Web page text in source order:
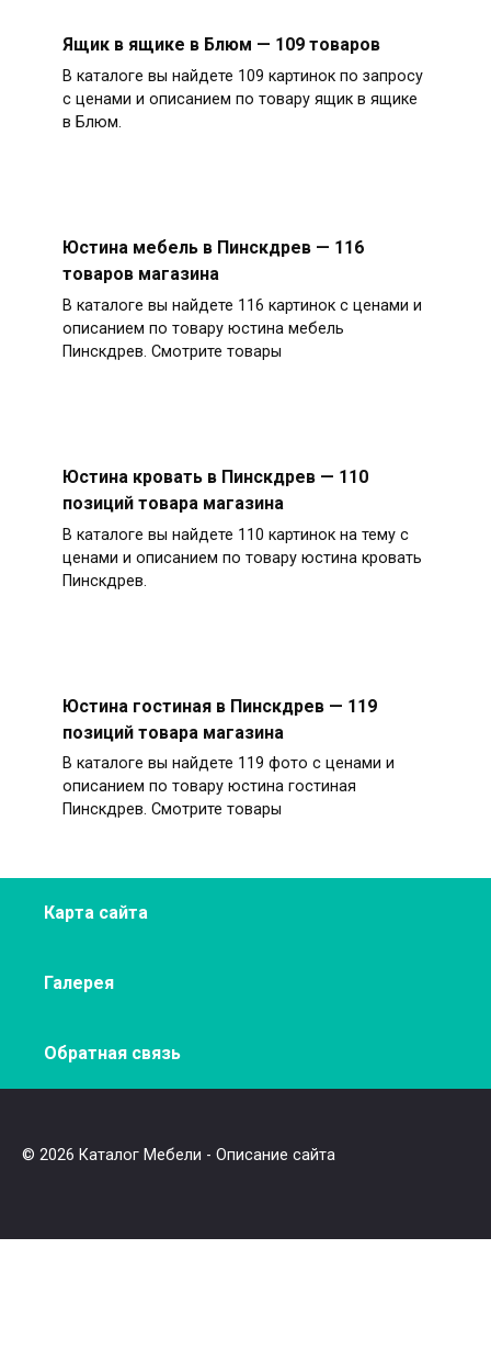
Ящик в ящике в Блюм — 109 товаров
В каталоге вы найдете 109 картинок по запросу
с ценами и описанием по товару ящик в ящике
в Блюм.
Юстина мебель в Пинскдрев — 116
товаров магазина
В каталоге вы найдете 116 картинок с ценами и
описанием по товару юстина мебель
Пинскдрев. Смотрите товары
Юстина кровать в Пинскдрев — 110
позиций товара магазина
В каталоге вы найдете 110 картинок на тему с
ценами и описанием по товару юстина кровать
Пинскдрев.
Юстина гостиная в Пинскдрев — 119
позиций товара магазина
В каталоге вы найдете 119 фото с ценами и
описанием по товару юстина гостиная
Пинскдрев. Смотрите товары
Карта сайта
Галерея
Обратная связь
© 2026 Каталог Мебели - Описание сайта